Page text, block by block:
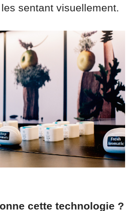
sentant visuellement.
cette technologie ?